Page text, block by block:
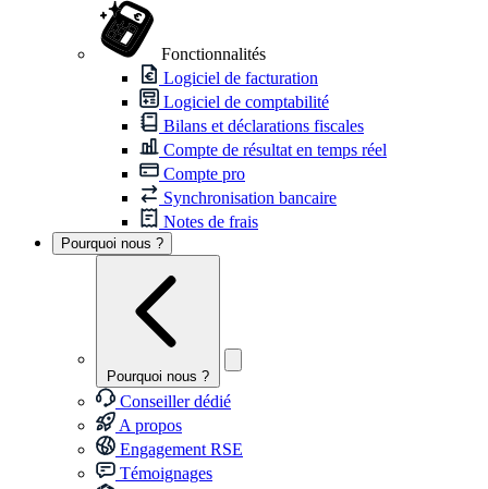
Fonctionnalités
Logiciel de facturation
Logiciel de comptabilité
Bilans et déclarations fiscales
Compte de résultat en temps réel
Compte pro
Synchronisation bancaire
Notes de frais
Pourquoi nous ?
Pourquoi nous ?
Conseiller dédié
A propos
Engagement RSE
Témoignages